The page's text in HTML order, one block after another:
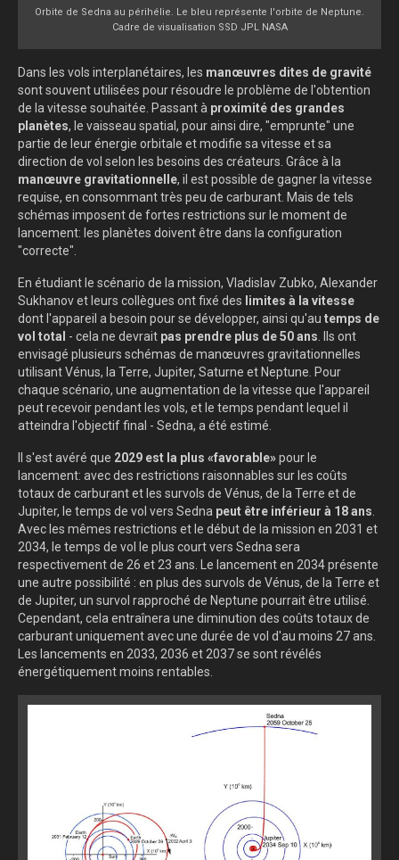
Orbite de Sedna au périhélie. Le bleu représente l'orbite de Neptune.
Cadre de visualisation SSD JPL NASA
Dans les vols interplanétaires, les manœuvres dites de gravité
sont souvent utilisées pour résoudre le problème de l'obtention
de la vitesse souhaitée. Passant à proximité des grandes
planètes, le vaisseau spatial, pour ainsi dire, "emprunte" une
partie de leur énergie orbitale et modifie sa vitesse et sa
direction de vol selon les besoins des créateurs. Grâce à la
manœuvre gravitationnelle, il est possible de gagner la vitesse
requise, en consommant très peu de carburant. Mais de tels
schémas imposent de fortes restrictions sur le moment de
lancement: les planètes doivent être dans la configuration
"correcte".
En étudiant le scénario de la mission, Vladislav Zubko, Alexander
Sukhanov et leurs collègues ont fixé des limites à la vitesse
dont l'appareil a besoin pour se développer, ainsi qu'au temps de
vol total - cela ne devrait pas prendre plus de 50 ans. Ils ont
envisagé plusieurs schémas de manœuvres gravitationnelles
utilisant Vénus, la Terre, Jupiter, Saturne et Neptune. Pour
chaque scénario, une augmentation de la vitesse que l'appareil
peut recevoir pendant les vols, et le temps pendant lequel il
atteindra l'objectif final - Sedna, a été estimé.
Il s'est avéré que 2029 est la plus «favorable»pour le
lancement: avec des restrictions raisonnables sur les coûts
totaux de carburant et les survols de Vénus, de la Terre et de
Jupiter, le temps de vol vers Sedna peut être inférieur à 18 ans.
Avec les mêmes restrictions et le début de la mission en 2031 et
2034, le temps de vol le plus court vers Sedna sera
respectivement de 26 et 23 ans. Le lancement en 2034 présente
une autre possibilité : en plus des survols de Vénus, de la Terre et
de Jupiter, un survol rapproché de Neptune pourrait être utilisé.
Cependant, cela entraînera une diminution des coûts totaux de
carburant uniquement avec une durée de vol d'au moins 27 ans.
Les lancements en 2033, 2036 et 2037 se sont révélés
énergétiquement moins rentables.